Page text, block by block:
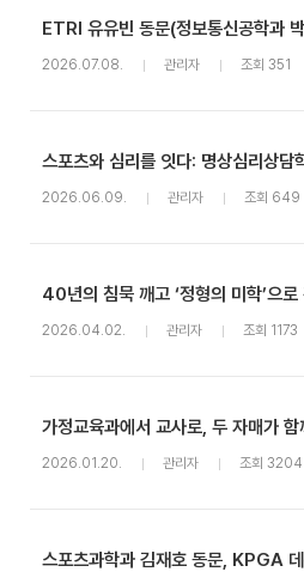
2026.07.08. 관리자 조회 351
2026.06.09. 관리자 조회 649
2026.04.02. 관리자 조회 1173
가정교육과에서 교사로, 두 자매가
2026.01.20. 관리자 조회 3204